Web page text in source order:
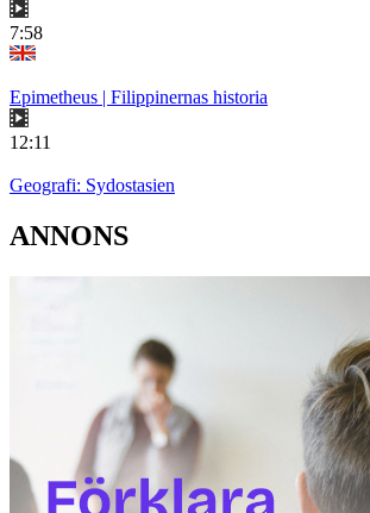
7:58
Epimetheus | Filippinernas historia
12:11
Geografi: Sydostasien
ANNONS